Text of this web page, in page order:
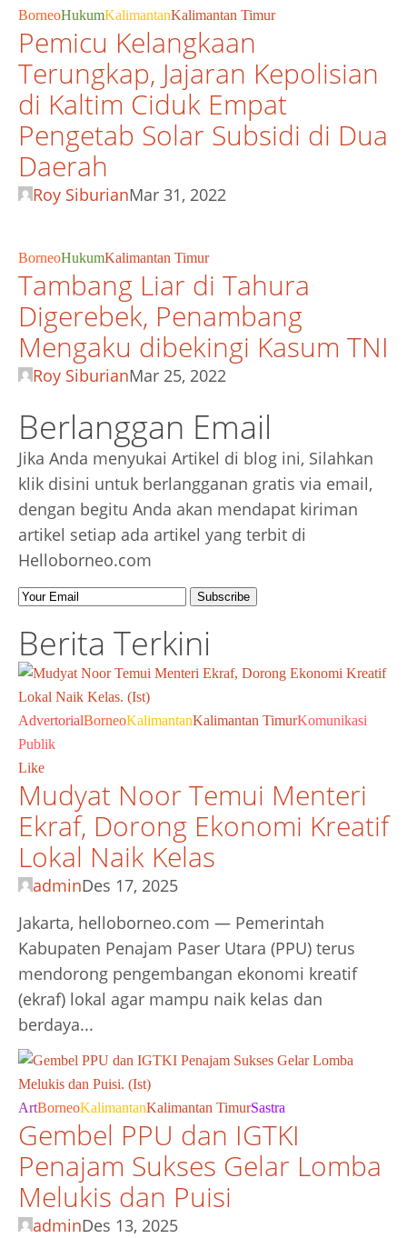
BorneoHukumKalimantanKalimantan Timur
Pemicu Kelangkaan
Terungkap, Jajaran Kepolisian
di Kaltim Ciduk Empat
Pengetab Solar Subsidi di Dua
Daerah
Roy SiburianMar 31, 2022
BorneoHukumKalimantan Timur
Tambang Liar di Tahura
Digerebek, Penambang
Mengaku dibekingi Kasum TNI
Roy SiburianMar 25, 2022
Berlanggan Email
Jika Anda menyukai Artikel di blog ini, Silahkan
klik disini untuk berlangganan gratis via email,
dengan begitu Anda akan mendapat kiriman
artikel setiap ada artikel yang terbit di
Helloborneo.com
Berita Terkini
AdvertorialBorneoKalimantanKalimantan TimurKomunikasi
Publik
Like
Mudyat Noor Temui Menteri
Ekraf, Dorong Ekonomi Kreatif
Lokal Naik Kelas
adminDes 17, 2025
Jakarta, helloborneo.com — Pemerintah
Kabupaten Penajam Paser Utara (PPU) terus
mendorong pengembangan ekonomi kreatif
(ekraf) lokal agar mampu naik kelas dan
berdaya...
ArtBorneoKalimantanKalimantan TimurSastra
Gembel PPU dan IGTKI
Penajam Sukses Gelar Lomba
Melukis dan Puisi
adminDes 13, 2025